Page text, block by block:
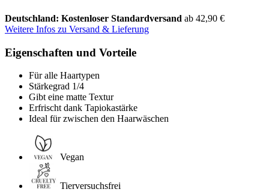
Deutschland: Kostenloser Standardversand ab 42,90 €
Weitere Infos zu Versand & Lieferung
Eigenschaften und Vorteile
Für alle Haartypen
Stärkegrad 1/4
Gibt eine matte Textur
Erfrischt dank Tapiokastärke
Ideal für zwischen den Haarwäschen
Vegan
Tierversuchsfrei